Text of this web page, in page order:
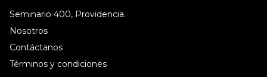
Seminario 400, Providencia.
Nosotros
Contáctanos
Términos y condiciones